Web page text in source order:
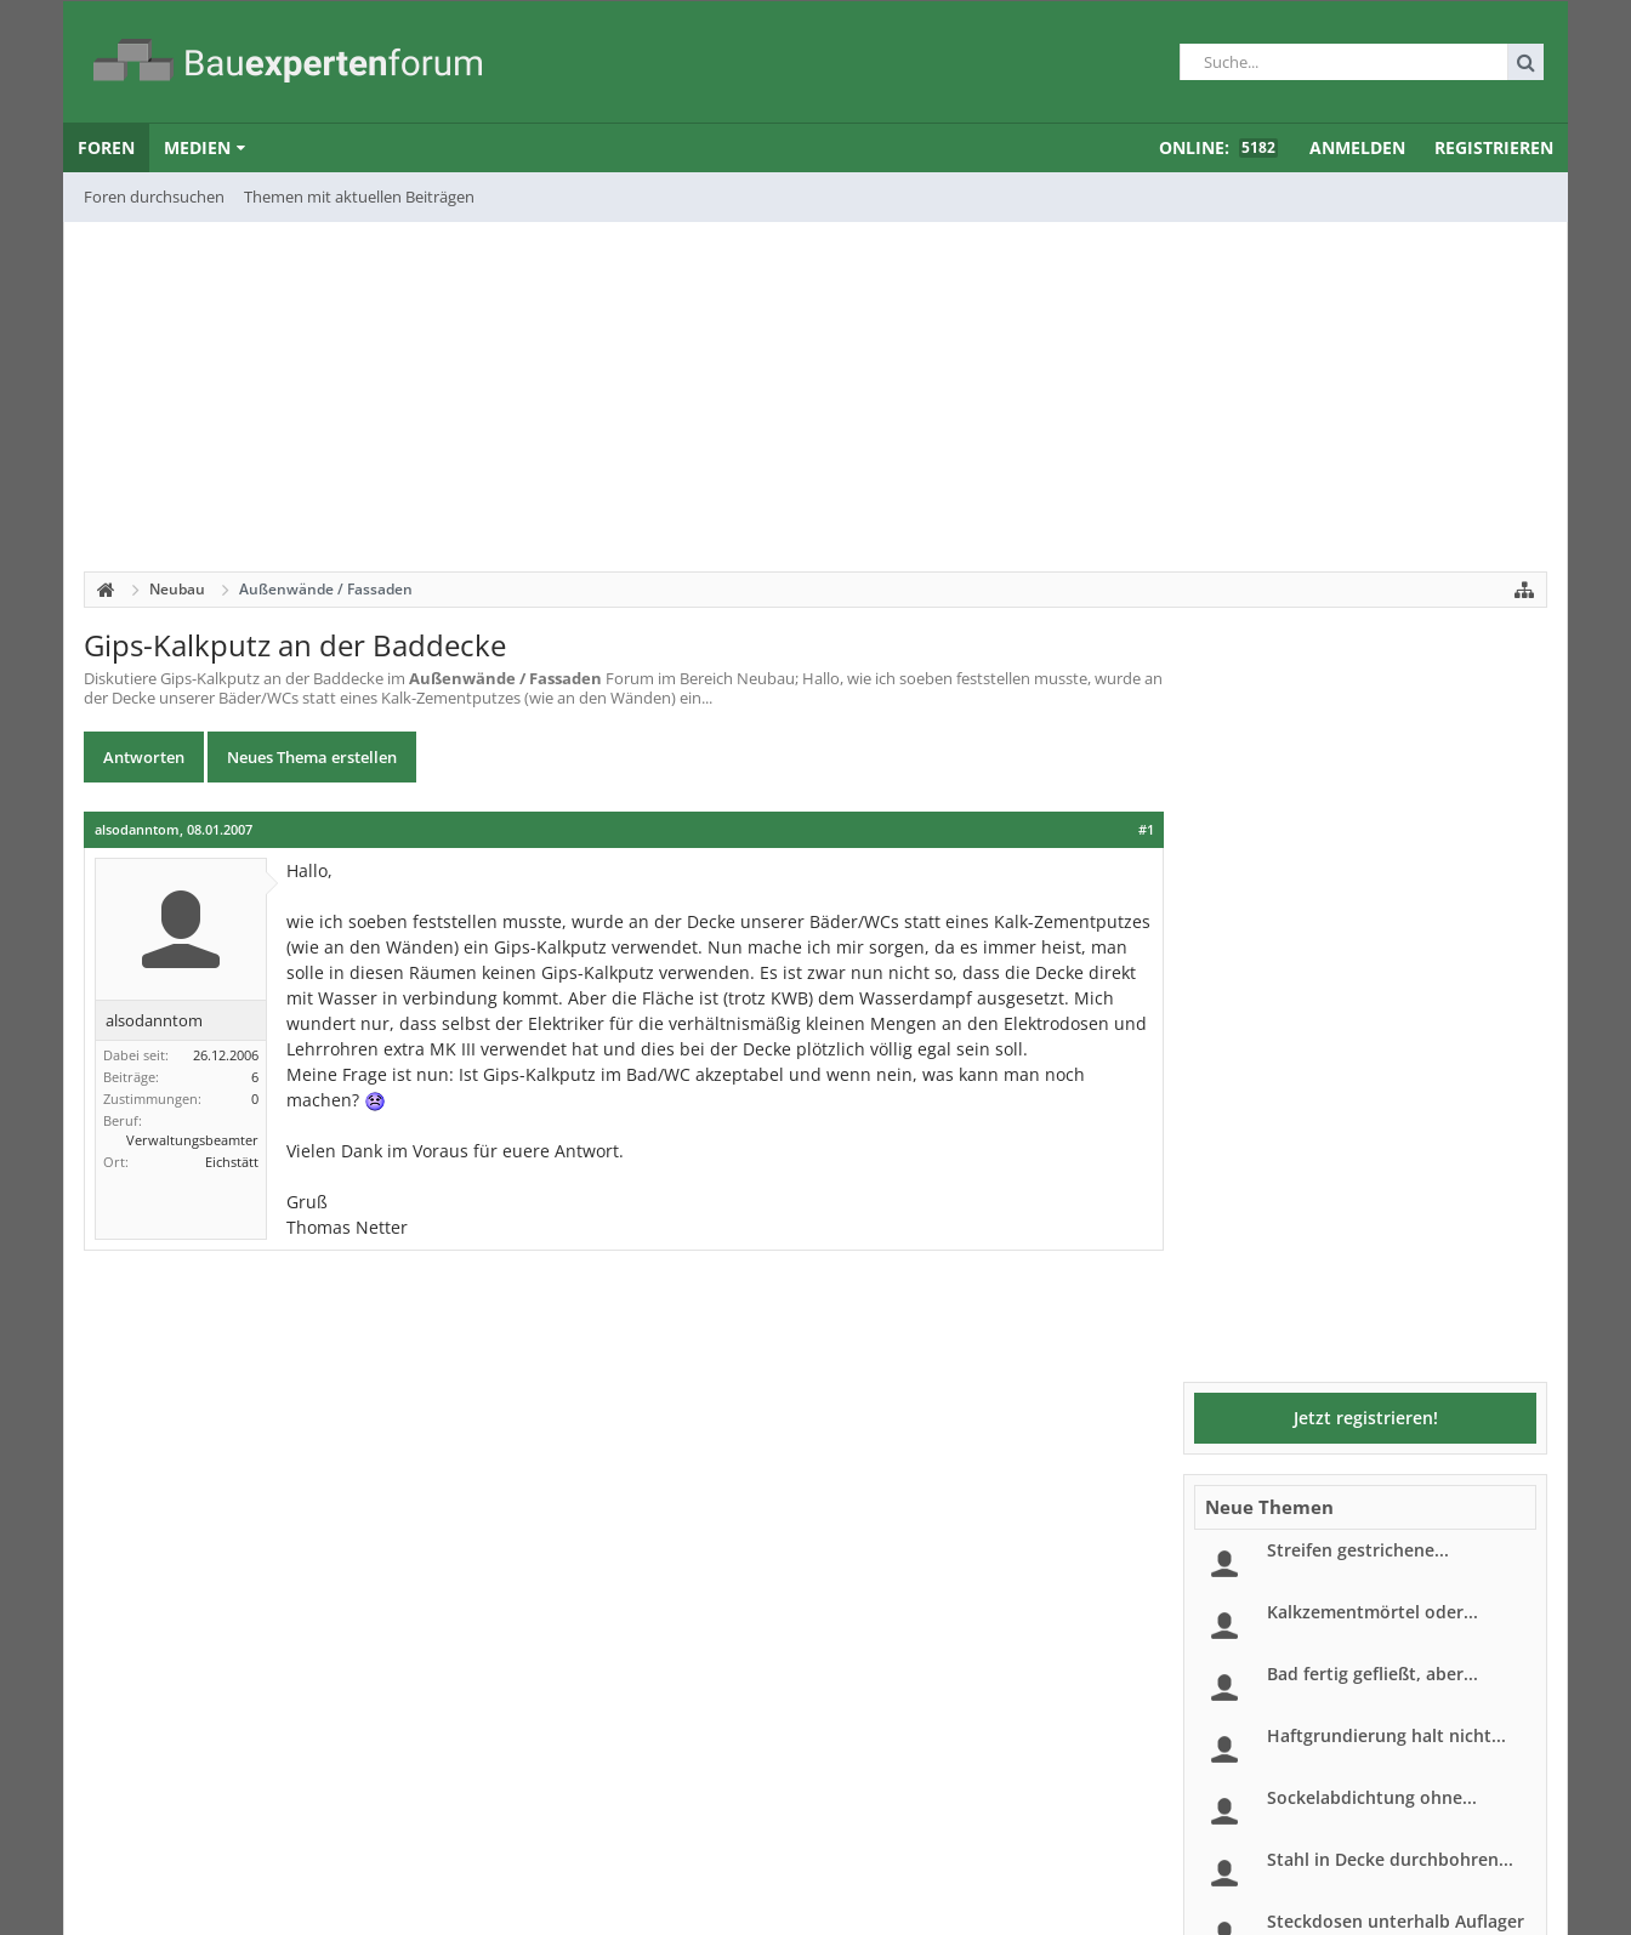
FOREN
Foren durchsuchen Themen mit aktuellen Beiträgen
MEDIEN ONLINE: 5182 ANMELDEN REGISTRIEREN
Neubau Außenwände / Fassaden
Gips-Kalkputz an der Baddecke
DiskutiereGips-Kalkputz an der Baddecke im Außenwände / Fassaden Forum im Bereich Neubau; Hallo, wie ich soeben feststellen musste, wurde an
der Decke unserer Bäder/WCs statt eines Kalk-Zementputzes (wie an den Wänden) ein...
Antworten Neues Thema erstellen
#1
alsodanntom, 08.01.2007
alsodanntom
Dabei seit:
26.12.2006
Beiträge:
6
Zustimmungen:
0
Beruf:
Verwaltungsbeamter
Ort:
Eichstätt
Hallo,
wie ich soeben feststellen musste, wurde an der Decke unserer Bäder/WCs statt eines Kalk-Zementputzes
(wie an den Wänden) ein Gips-Kalkputz verwendet. Nun mache ich mir sorgen, da es immer heist, man
solle in diesen Räumen keinen Gips-Kalkputz verwenden. Es ist zwar nun nicht so, dass die Decke direkt
mit Wasser in verbindung kommt. Aber die Fläche ist (trotz KWB) dem Wasserdampf ausgesetzt. Mich
wundert nur, dass selbst der Elektriker für die verhältnismäßig kleinen Mengen an den Elektrodosen und
Lehrrohren extra MK III verwendet hat und dies bei der Decke plötzlich völlig egal sein soll.
Meine Frage ist nun: Ist Gips-Kalkputz im Bad/WC akzeptabel und wenn nein, was kann man noch
machen?
Vielen Dank im Voraus für euere Antwort.
Gruß
Thomas Netter
Jetzt registrieren!
Neue Themen
Streifen gestrichene...
Kalkzementmörtel oder...
Bad fertig gefließt, aber...
Haftgrundierung halt nicht...
Sockelabdichtung ohne...
Stahl in Decke durchbohren...
Steckdosen unterhalb Auflager